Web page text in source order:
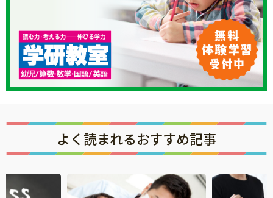
よく読まれるおすすめ記事